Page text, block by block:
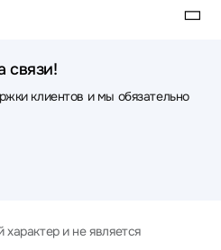
связи!
клиентов и мы обязательно
и не является